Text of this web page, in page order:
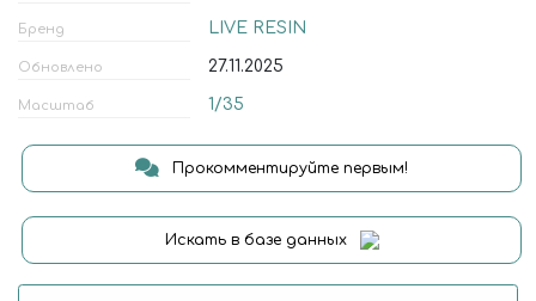
Бренд LIVE RESIN
Обновлено 27.11.2025
Масштаб 1/35
Прокомментируйте первым!
Искать в базе данных